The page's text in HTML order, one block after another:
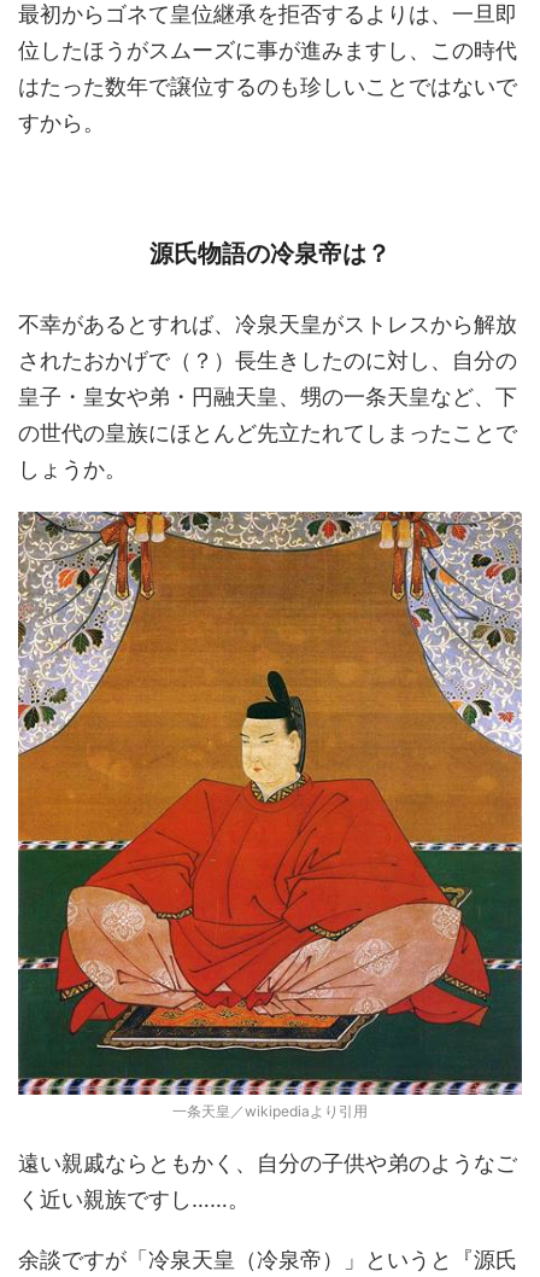
最初からゴネて皇位継承を拒否するよりは、一旦即
位したほうがスムーズに事が進みますし、この時代
はたった数年で譲位するのも珍しいことではないで
すから。
源氏物語の冷泉帝は？
不幸があるとすれば、冷泉天皇がストレスから解放
されたおかげで（？）長生きしたのに対し、自分の
皇子・皇女や弟・円融天皇、甥の一条天皇など、下
の世代の皇族にほとんど先立たれてしまったことで
しょうか。
一条天皇／wikipediaより引用
遠い親戚ならともかく、自分の子供や弟のようなご
く近い親族ですし……。
余談ですが「冷泉天皇（冷泉帝）」というと『源氏